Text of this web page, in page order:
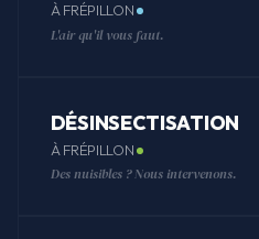
À FRÉPILLON
L'air qu'il vous faut.
DÉSINSECTISATION
À FRÉPILLON
Des nuisibles ? Nous intervenons.